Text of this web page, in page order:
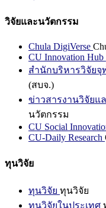
วิจัยและนวัตกรรม
Chula DigiVerse
CU Innovation Hub
สำนักบริหารวิจัยจุ
(สบจ.)
ข่าวสารงานวิจัยแ
นวัตกรรม
CU Social
CU-Daily Research
ทุนวิจัย
ทุนวิจัย ทุนวิจัย
ทุนวิจัยในประเทศ